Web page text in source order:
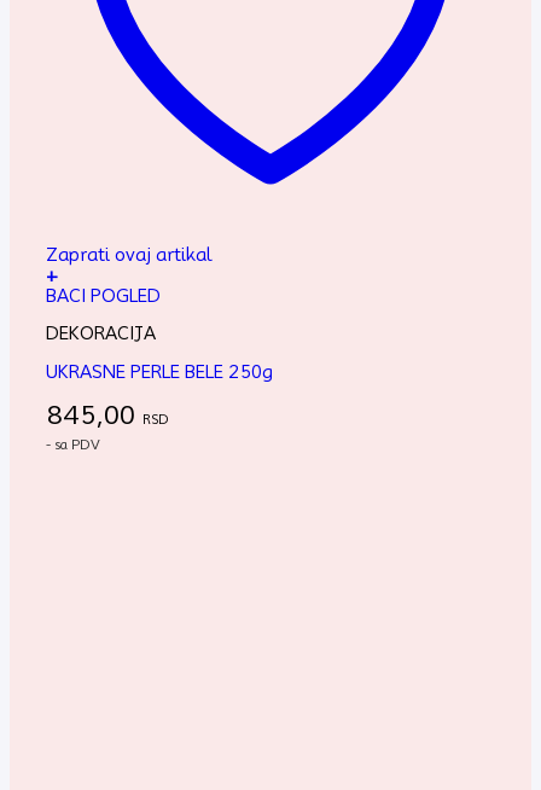
Zaprati ovaj artikal
+
BACI POGLED
DEKORACIJA
UKRASNE PERLE BELE 250g
845,00 RSD
- sa PDV